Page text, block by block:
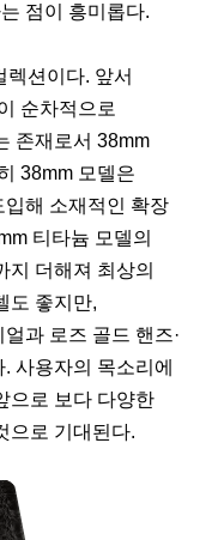
점이 흥미롭다.
렉션이다. 앞서
순차적으로
존재로서 38mm
38mm 모델은
해 소재적인 확장
티타늄 모델의
지 더해져 최상의
도 좋지만,
과 로즈 골드 핸즈·
사용자의 목소리에
으로 보다 다양한
으로 기대된다.